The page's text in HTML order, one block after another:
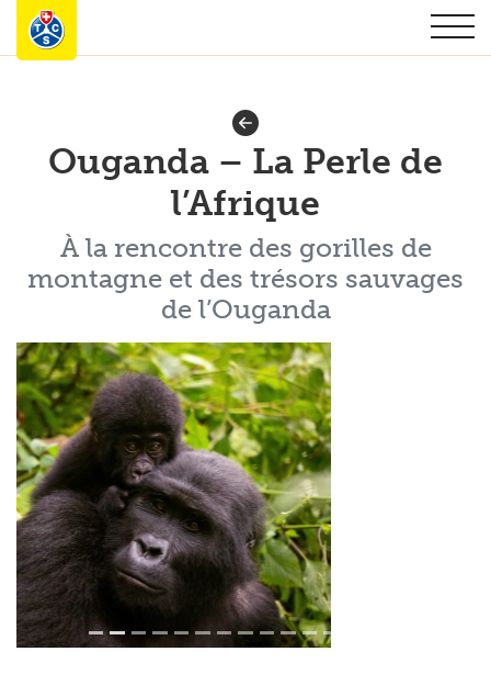
Ouganda – La Perle de
l’Afrique
À la rencontre des gorilles de
montagne et des trésors sauvages
de l’Ouganda